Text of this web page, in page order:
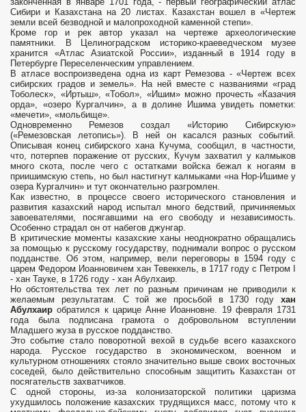
Сибири и Казахстана на 20 листах. Казахстан вошел в «Чертеж
земли всей безводной и малопроходной каменной степи».
Кроме гор и рек автор указал на чертеже археологические
памятники. В Целиноградском историко-краеведческом музее
хранится «Атлас Азиатской России», изданный в 1914 году в
Петербурге Переселенческим управлением.
В атласе воспроизведена одна из карт Ремезова - «Чертеж всех
сибирских градов и земель». На ней вместе с названиями «град
Тоболеск», «Иртыш», «Тобол», «Ишим» можно прочесть «Казачия
орда», «озеро Кургалчин», а в долине Ишима увидеть пометки:
«мечети», «мольбище».
Одновременно Ремезов создал «Историю Сибирскую»
(«Ремезовская летопись»). В ней он касался разных событий.
Описывая конец сибирского хана Кучума, сообщил, в частности,
что, потерпев поражение от русских, Кучум захватил у калмыков
много скота, после чего с остатками войска бежал к ногаям в
приишимскую степь, но был настигнут калмыками «на Нор-Ишиме у
озера Кургалчин» и тут окончательно разгромлен.
Как известно, в процессе своего исторического становления и
развития казахский народ испытал много бедствий, причиняемых
завоевателями, посягавшими на его свободу и независимость.
Особенно страдал он от набегов джунгар.
В критические моменты казахские ханы неоднократно обращались
за помощью к русскому государству, поднимали вопрос о русском
подданстве. Об этом, например, вели переговоры в 1594 году с
царем Федором Иоанновичем хан Тевеккель, в 1717 году с Петром I
- хан Тауке, в 1726 году - хан Абулхаир.
Но обстоятельства тех лет по разным причинам не приводили к
желаемым результатам. С той же просьбой в 1730 году хан
Абулхаир обратился к царице Анне Иоанновне. 19 февраля 1731
года была подписана грамота о добровольном вступлении
Младшего жуза в русское подданство.
Это событие стало поворотной вехой в судьбе всего казахского
народа. Русское государство в экономическом, военном и
культурном отношениях стояло значительно выше своих восточных
соседей, было действительно способным защитить Казахстан от
посягательств захватчиков.
С одной стороны, из-за колонизаторской политики царизма
ухудшилось положение казахских трудящихся масс, потому что к